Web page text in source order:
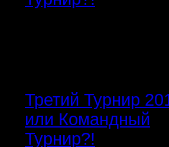
Третий Турнир
или Командный
Турнир?!